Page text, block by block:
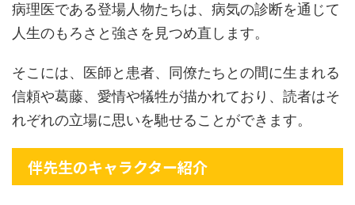
病理医である登場人物たちは、病気の診断を通じて
人生のもろさと強さを見つめ直します。
そこには、医師と患者、同僚たちとの間に生まれる
信頼や葛藤、愛情や犠牲が描かれており、読者はそ
れぞれの立場に思いを馳せることができます。
伴先生のキャラクター紹介